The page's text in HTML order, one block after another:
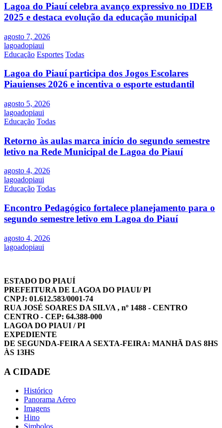
Lagoa do Piauí celebra avanço expressivo no IDEB
2025 e destaca evolução da educação municipal
agosto 7, 2026
lagoadopiaui
Educação Esportes Todas
Lagoa do Piauí participa dos Jogos Escolares
Piauienses 2026 e incentiva o esporte estudantil
agosto 5, 2026
lagoadopiaui
Educação Todas
Retorno às aulas marca início do segundo semestre
letivo na Rede Municipal de Lagoa do Piauí
agosto 4, 2026
lagoadopiaui
Educação Todas
Encontro Pedagógico fortalece planejamento para o
segundo semestre letivo em Lagoa do Piauí
agosto 4, 2026
lagoadopiaui
ESTADO DO PIAUÍ
PREFEITURA DE LAGOA DO PIAUI/ PI
CNPJ: 01.612.583/0001-74
RUA JOSÉ SOARES DA SILVA , nº 1488 - CENTRO
CENTRO - CEP: 64.388-000
LAGOA DO PIAUI / PI
EXPEDIENTE
DE SEGUNDA-FEIRA A SEXTA-FEIRA: MANHÃ DAS 8HS
ÀS 13HS
A CIDADE
Histórico
Panorama Aéreo
Imagens
Hino